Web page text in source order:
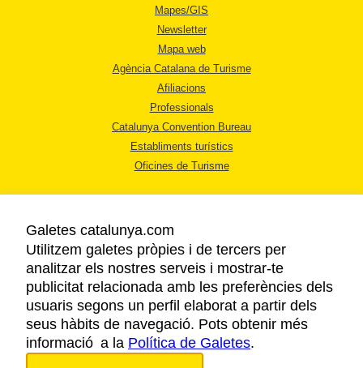
Mapes/GIS
Newsletter
Mapa web
Agència Catalana de Turisme
Afiliacions
Professionals
Catalunya Convention Bureau
Establiments turístics
Oficines de Turisme
AVÍS LEGAL
POLÍTICA DE PRIVACITAT
COOKIES
ACCESSIBILITAT
Galetes catalunya.com
Utilitzem galetes pròpies i de tercers per
analitzar els nostres serveis i mostrar-te
publicitat relacionada amb les preferències dels
usuaris segons un perfil elaborat a partir dels
seus hàbits de navegació. Pots obtenir més
informació a la Política de Galetes.